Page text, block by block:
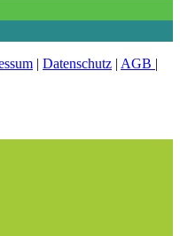
| Datenschutz | AGB |